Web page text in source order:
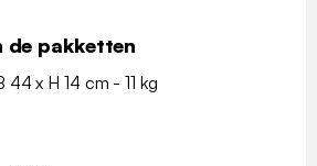
de pakketten
44 x H 14 cm - 11 kg